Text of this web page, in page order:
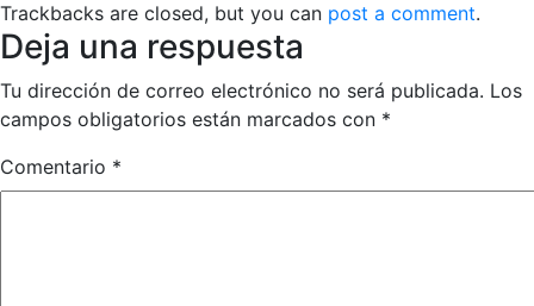
Trackbacks are closed, but you can post a comment.
Deja una respuesta
Tu dirección de correo electrónico no será publicada. Los
campos obligatorios están marcados con *
Comentario *